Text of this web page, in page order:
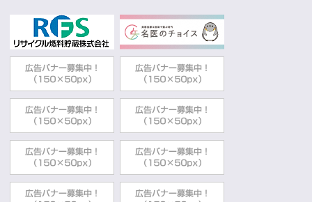
2022年03月31日 観光情報
大畑八幡宮例大祭
2022年03月30日 観光スポット
霊場恐山
経済部観光・シティプロモーション推進課
2022年03月30日 観光情報
新町「放生会」
2022年03月30日 政策・施策